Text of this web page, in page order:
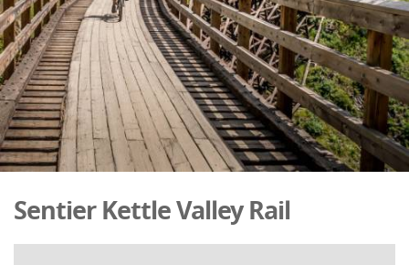
Sentier Kettle Valley Rail